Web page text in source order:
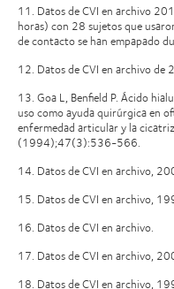
11. Datos de CVI en archivo
horas) con 28 sujetos que
de contacto se han empapado
12. Datos de CVI en archivo de
13. Goa L, Benfield P. Ácido
uso como ayuda quirúrgica en
enfermedad articular y la
(1994);47(3):536-566.
14. Datos de CVI en archivo,
15. Datos de CVI en archivo,
16. Datos de CVI en archivo.
17. Datos de CVI en archivo,
18. Datos de CVI en archivo,